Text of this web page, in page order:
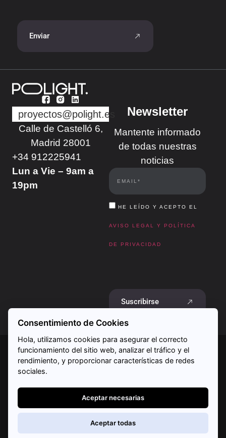
Enviar
proyectos@polight.es
Calle de Castelló 6,
Madrid 28001
+34 912225941
Lun a Vie – 9am a
19pm
Newsletter
Mantente informado
de todas nuestras
noticias
HE LEÍDO Y ACEPTO EL
AVISO LEGAL Y POLÍTICA
DE PRIVACIDAD
Suscribirse
© 2026
Consentimiento de Cookies
Hola, utilizamos cookies para asegurar el correcto
funcionamiento del sitio web, analizar el tráfico y el
rendimiento, y proporcionar características de redes
sociales.
Aceptar necesarias
Aceptar todas